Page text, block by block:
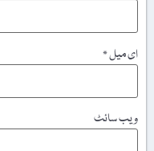
ای میل*
ویب‌ سائٹ